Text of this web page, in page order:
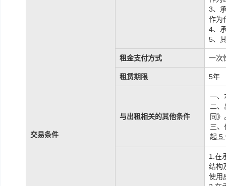
交易条件
3、
作为
4、
5、
租金支付方式 一次
租赁期限 5年
与出租相关的其他条件
一、
二
同》
三、
起 5
1.在
结构
使用